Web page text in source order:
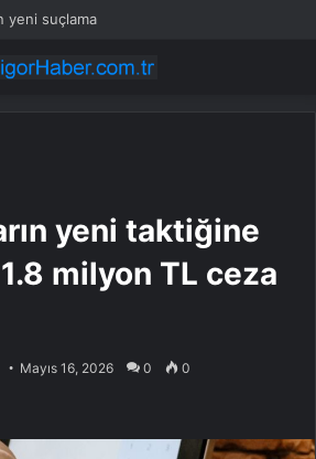
yeni suçlama
yeni taktiğine
milyon TL ceza
Mayıs 16, 2026 0 0